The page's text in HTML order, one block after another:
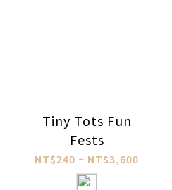
Tiny Tots Fun
Fests
NT$240 ~ NT$3,600